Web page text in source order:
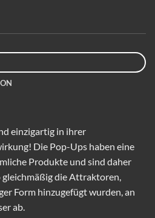
einzigartig in ihrer
Die Pop-Ups haben eine
Produkte und sind daher
gleichmäßig die Attraktoren,
Form hinzugefügt wurden, an
ab.